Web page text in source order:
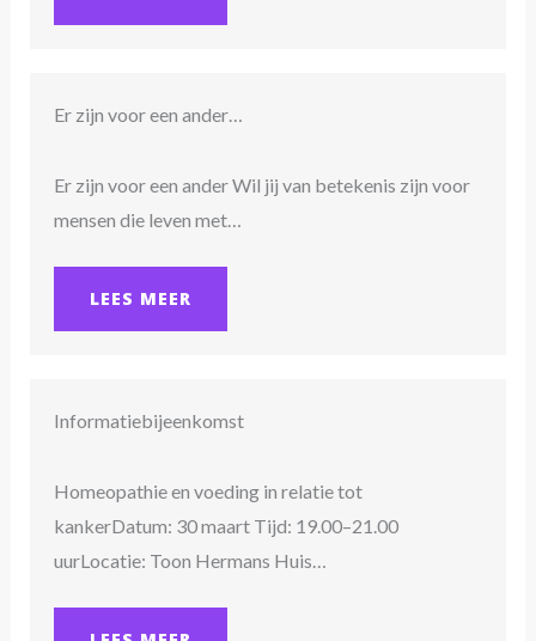
Er zijn voor een ander…
Er zijn voor een ander Wil jij van betekenis zijn voor
mensen die leven met…
LEES MEER
Informatiebijeenkomst
Homeopathie en voeding in relatie tot
kankerDatum: 30 maart Tijd: 19.00–21.00
uurLocatie: Toon Hermans Huis…